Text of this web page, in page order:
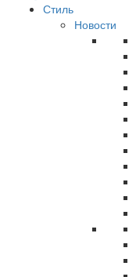
Стиль
Новости